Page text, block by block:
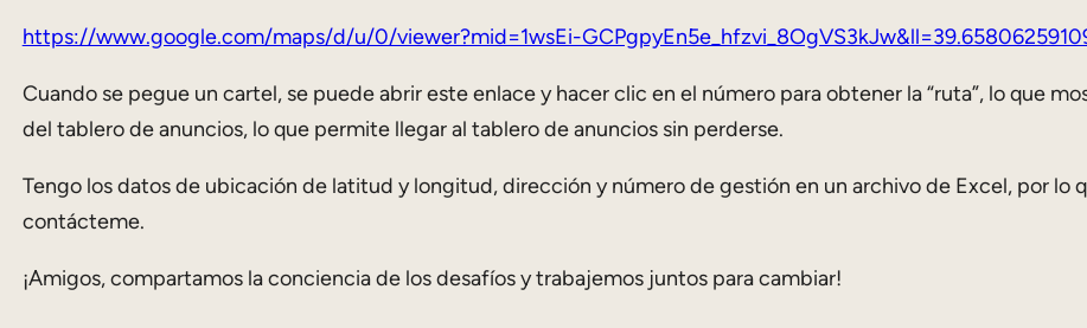
https://www.google.com/maps/d/u/0/viewer?mid=1wsEi-
Cuando se pegue un cartel, se puede abrir este enlace y hacer clic en el número para obtener la “ruta”, lo que
del tablero de anuncios, lo que permite llegar al tablero de anuncios sin perderse.
Tengo los datos de ubicación de latitud y longitud, dirección y número de gestión en un archivo de Excel, por lo
contácteme.
¡Amigos, compartamos la conciencia de los desafíos y trabajemos juntos para cambiar!